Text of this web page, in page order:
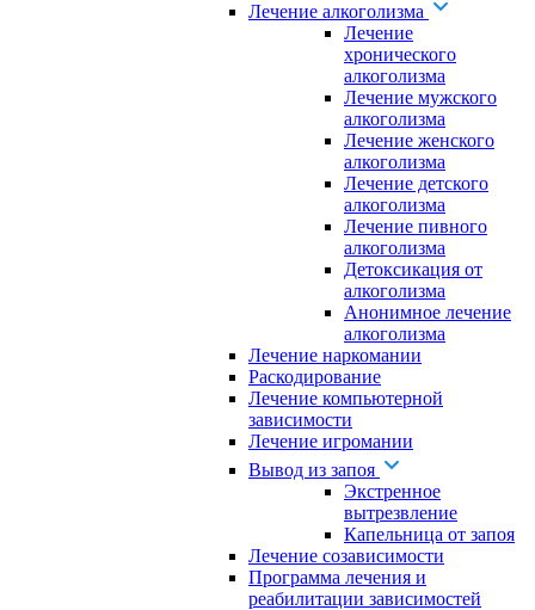
Лечение алкоголизма
Лечение
хронического
алкоголизма
Лечение мужского
алкоголизма
Лечение женского
алкоголизма
Лечение детского
алкоголизма
Лечение пивного
алкоголизма
Детоксикация от
алкоголизма
Анонимное лечение
алкоголизма
Лечение наркомании
Раскодирование
Лечение компьютерной
зависимости
Лечение игромании
Вывод из запоя
Экстренное
вытрезвление
Капельница от запоя
Лечение созависимости
Программа лечения и
реабилитации зависимостей